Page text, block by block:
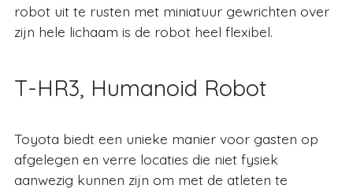
robot uit te rusten met miniatuur gewrichten over
zijn hele lichaam is de robot heel flexibel.
T-HR3, Humanoid Robot
Toyota biedt een unieke manier voor gasten op
afgelegen en verre locaties die niet fysiek
aanwezig kunnen zijn om met de atleten te